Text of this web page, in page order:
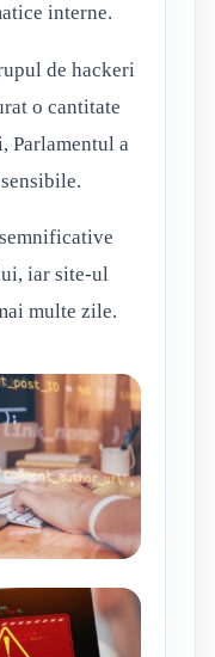
interne.
de hackeri
o cantitate
Parlamentul a
iar site-ul
multe zile.